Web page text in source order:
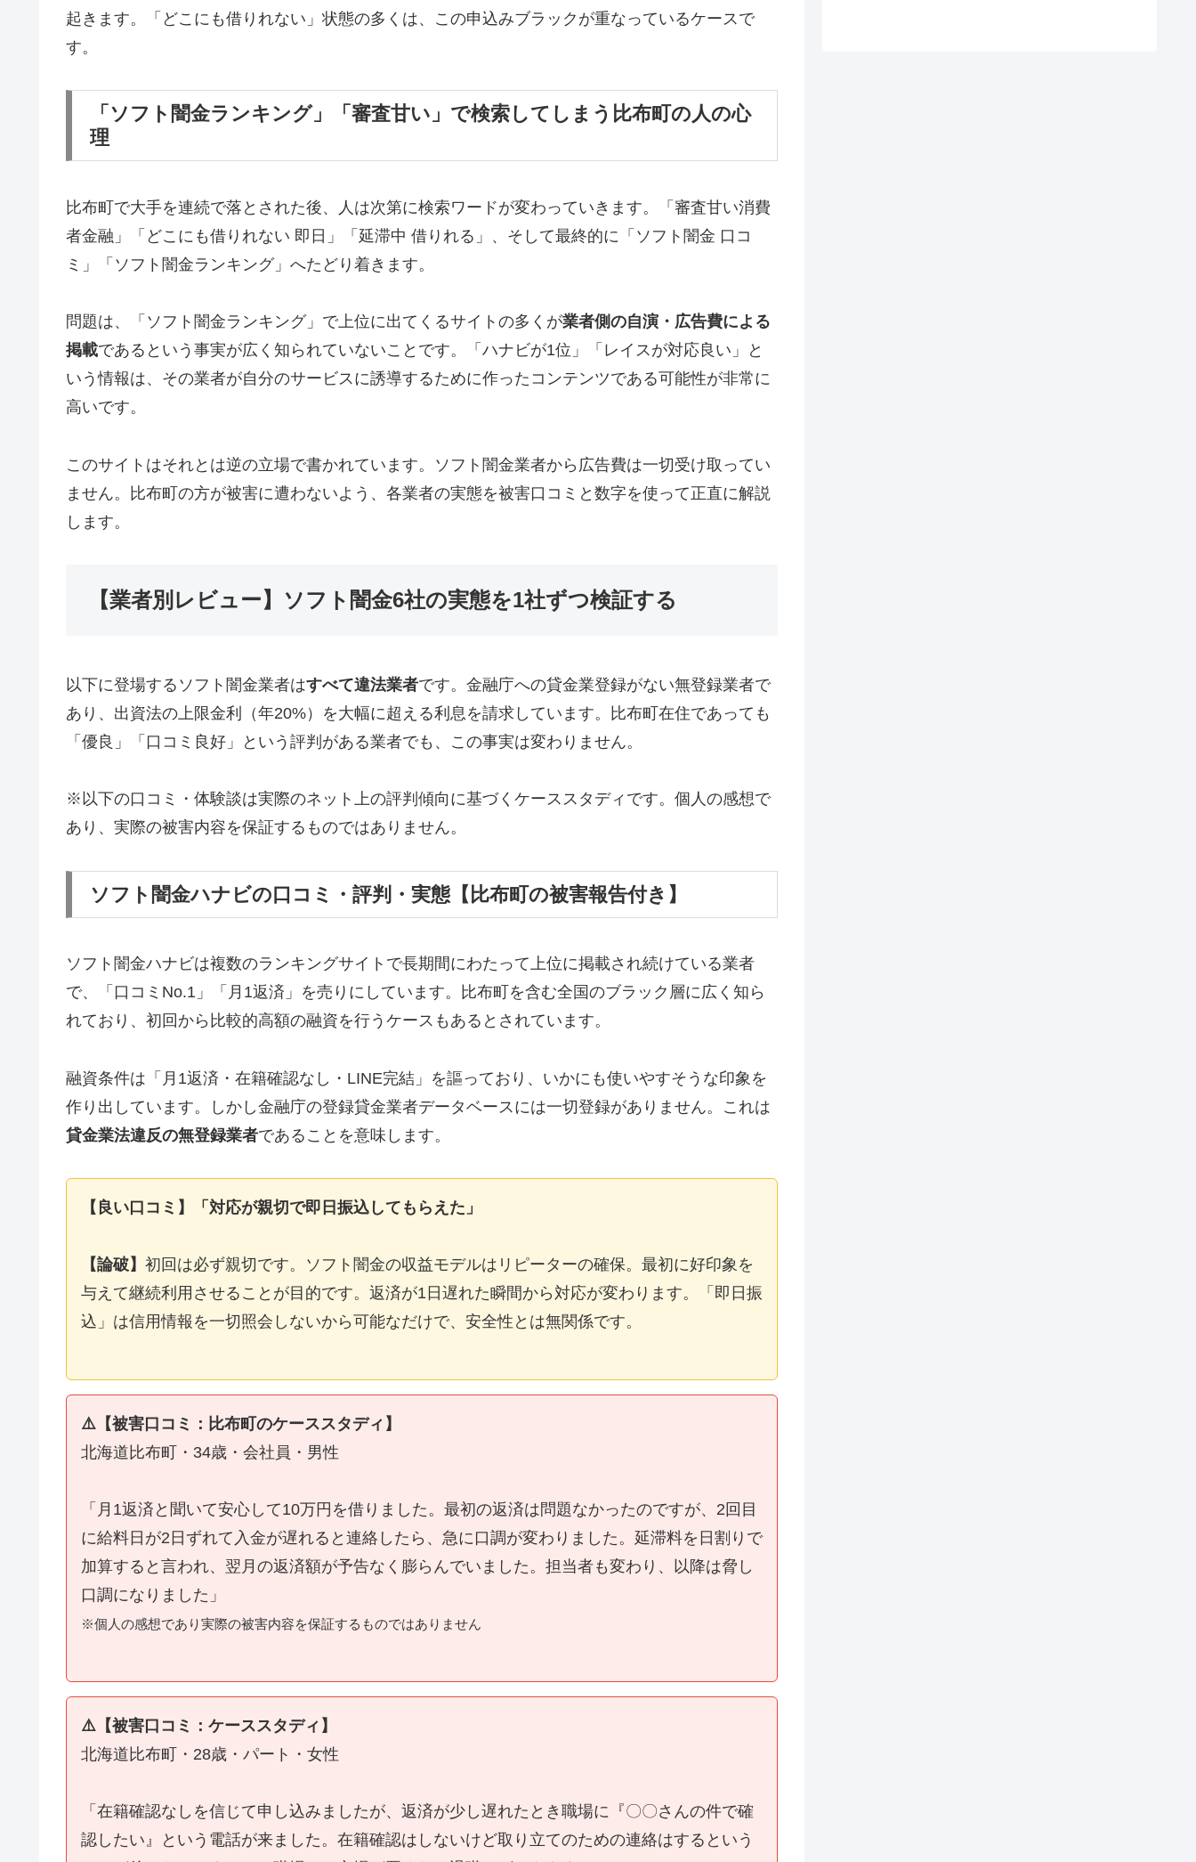
起きます。「どこにも借りれない」状態の多くは、この申込みブラックが重なっているケースで
す。
「ソフト闇金ランキング」「審査甘い」で検索してしまう比布町の人の心
理
比布町で大手を連続で落とされた後、人は次第に検索ワードが変わっていきます。「審査甘い消費
者金融」「どこにも借りれない 即日」「延滞中 借りれる」、そして最終的に「ソフト闇金 口コ
ミ」「ソフト闇金ランキング」へたどり着きます。
問題は、「ソフト闇金ランキング」で上位に出てくるサイトの多くが業者側の自演・広告費による
掲載であるという事実が広く知られていないことです。「ハナビが1位」「レイスが対応良い」と
いう情報は、その業者が自分のサービスに誘導するために作ったコンテンツである可能性が非常に
高いです。
このサイトはそれとは逆の立場で書かれています。ソフト闇金業者から広告費は一切受け取ってい
ません。比布町の方が被害に遭わないよう、各業者の実態を被害口コミと数字を使って正直に解説
します。
【業者別レビュー】ソフト闇金6社の実態を1社ずつ検証する
以下に登場するソフト闇金業者はすべて違法業者です。金融庁への貸金業登録がない無登録業者で
あり、出資法の上限金利（年20%）を大幅に超える利息を請求しています。比布町在住であっても
「優良」「口コミ良好」という評判がある業者でも、この事実は変わりません。
※以下の口コミ・体験談は実際のネット上の評判傾向に基づくケーススタディです。個人の感想で
あり、実際の被害内容を保証するものではありません。
ソフト闇金ハナビの口コミ・評判・実態【比布町の被害報告付き】
ソフト闇金ハナビは複数のランキングサイトで長期間にわたって上位に掲載され続けている業者
で、「口コミNo.1」「月1返済」を売りにしています。比布町を含む全国のブラック層に広く知ら
れており、初回から比較的高額の融資を行うケースもあるとされています。
融資条件は「月1返済・在籍確認なし・LINE完結」を謳っており、いかにも使いやすそうな印象を
作り出しています。しかし金融庁の登録貸金業者データベースには一切登録がありません。これは
貸金業法違反の無登録業者であることを意味します。
【良い口コミ】「対応が親切で即日振込してもらえた」
【論破】 初回は必ず親切です。ソフト闇金の収益モデルはリピーターの確保。最初に好印象を
与えて継続利用させることが目的です。返済が1日遅れた瞬間から対応が変わります。「即日振
込」は信用情報を一切照会しないから可能なだけで、安全性とは無関係です。
⚠️【被害口コミ：比布町のケーススタディ】
北海道比布町・34歳・会社員・男性
「月1返済と聞いて安心して10万円を借りました。最初の返済は問題なかったのですが、2回目
に給料日が2日ずれて入金が遅れると連絡したら、急に口調が変わりました。延滞料を日割りで
加算すると言われ、翌月の返済額が予告なく膨らんでいました。担当者も変わり、以降は脅し
口調になりました」
※個人の感想であり実際の被害内容を保証するものではありません
⚠️【被害口コミ：ケーススタディ】
北海道比布町・28歳・パート・女性
「在籍確認なしを信じて申し込みましたが、返済が少し遅れたとき職場に『〇〇さんの件で確
認したい』という電話が来ました。在籍確認はしないけど取り立てのための連絡はするという